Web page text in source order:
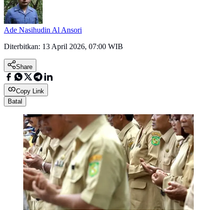
Ade Nasihudin Al Ansori
Diterbitkan: 13 April 2026, 07:00 WIB
Share
Copy Link
Batal